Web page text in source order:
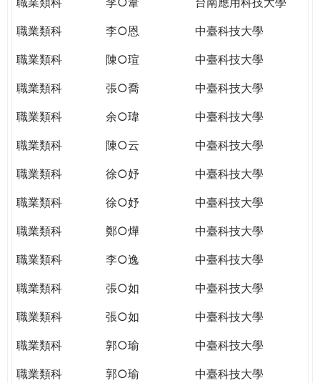
職業類科
李○恩
中臺科技大學
職業類科
陳○瑄
中臺科技大學
職業類科
張○喬
中臺科技大學
職業類科
余○瑋
中臺科技大學
職業類科
陳○云
中臺科技大學
職業類科
徐○妤
中臺科技大學
職業類科
徐○妤
中臺科技大學
職業類科
鄭○燁
中臺科技大學
職業類科
李○逸
中臺科技大學
職業類科
張○如
中臺科技大學
職業類科
張○如
中臺科技大學
職業類科
郭○瑜
中臺科技大學
職業類科
郭○瑜
中臺科技大學